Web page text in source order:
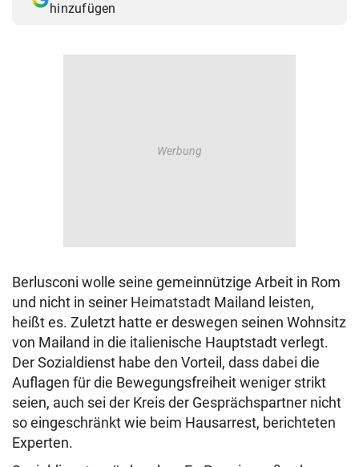
hinzufügen
Berlusconi wolle seine gemeinnützige Arbeit in Rom
und nicht in seiner Heimatstadt Mailand leisten,
heißt es. Zuletzt hatte er deswegen seinen Wohnsitz
von Mailand in die italienische Hauptstadt verlegt.
Der Sozialdienst habe den Vorteil, dass dabei die
Auflagen für die Bewegungsfreiheit weniger strikt
seien, auch sei der Kreis der Gesprächspartner nicht
so eingeschränkt wie beim Hausarrest, berichteten
Experten.